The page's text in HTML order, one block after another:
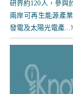
研界約120人，參與
兩岸可再生能源產
發電及太陽光電產...